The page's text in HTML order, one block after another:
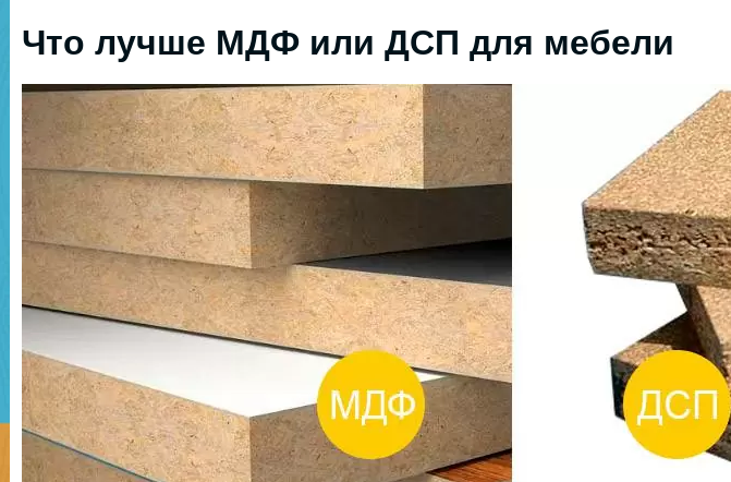
Что лучше МДФ или ДСП для мебели